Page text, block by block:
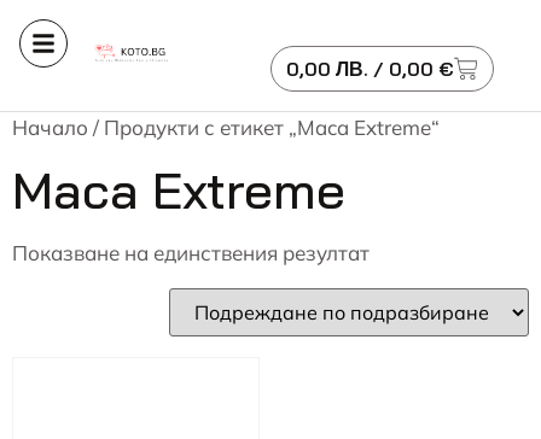
0,00 ЛВ. / 0,00 €
Начало / Продукти с етикет „Maca Extreme“
Maca Extreme
Показване на единствения резултат